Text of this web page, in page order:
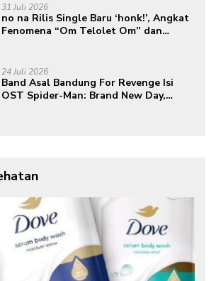
31 Juli 2026
no na Rilis Single Baru ‘honk!’, Angkat
Fenomena “Om Telolet Om” dan
24 Juli 2026
Band Asal Bandung For Revenge Isi
OST Spider-Man: Brand New Day,